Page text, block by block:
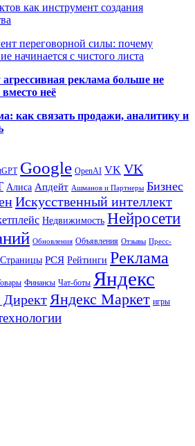
как инструмент создания
переговорной силы: почему
начинается с чистого листа
реклама больше не
неё
как связать продажи, аналитику и
Google OpenAI VK VK
Алиса Апдейт Ашманов и Партнеры Бизнес
Искусственный интеллект
Недвижимость Нейросети
Обновления Объявления Отзывы Пресс-
РСЯ Рейтинги Реклама
Финансы Чат-боты Яндекс
Директ Яндекс Маркет игры